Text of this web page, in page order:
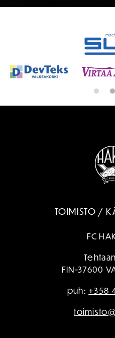
TOIMISTO /
FC
FIN-37600
puh:+358